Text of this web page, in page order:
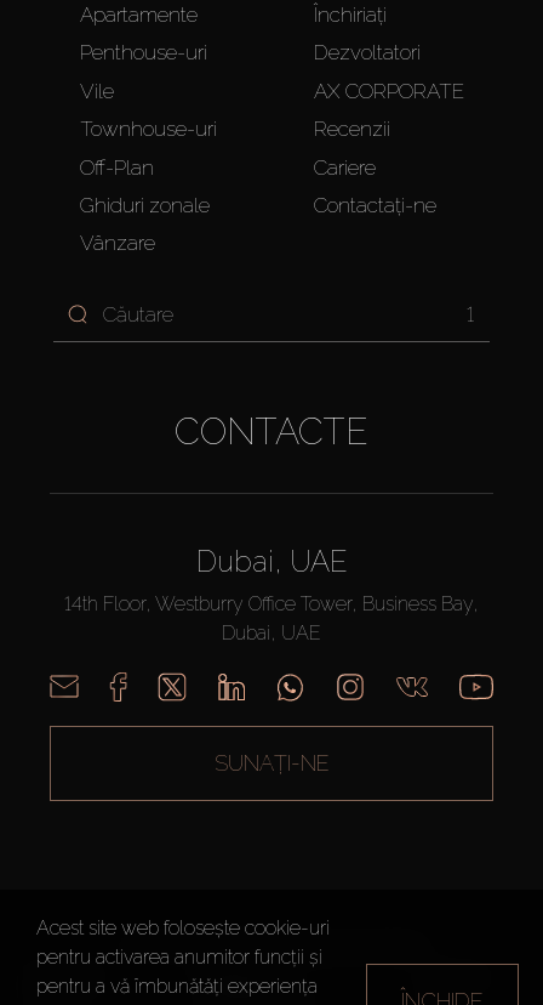
Apartamente
Penthouse-uri
Vile
Townhouse-uri
Off-Plan
Ghiduri zonale
Vânzare
Închiriați
Dezvoltatori
AX CORPORATE
Recenzii
Cariere
Contactați-ne
1
CONTACTE
Dubai, UAE
14th Floor, Westburry Office Tower, Business Bay,
Dubai, UAE
SUNAȚI-NE
AX CAPITAL ©2026 Toate drepturile rezervate
Termeni de
utilizare
Politica de
Confidențialitate
ului
Acest site web folosește cookie-uri
pentru activarea anumitor funcții și
pentru a vă îmbunătăți experiența